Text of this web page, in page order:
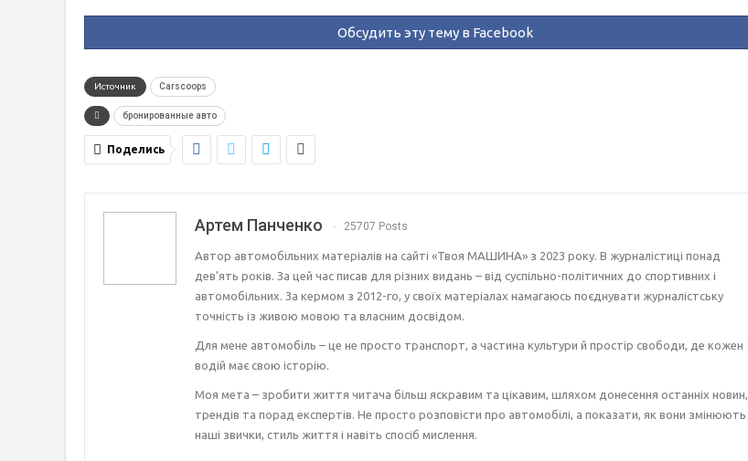
Обсудить эту тему в Facebook
Источник Carscoops
бронированные авто
Поделись
Артем Панченко 25707 Posts
Автор автомобільних матеріалів на сайті «Твоя МАШИНА» з 2023 року. В журналістиці понад
дев’ять років. За цей час писав для різних видань – від суспільно-політичних до спортивних і
автомобільних. За кермом з 2012-го, у своїх матеріалах намагаюсь поєднувати журналістську
точність із живою мовою та власним досвідом.
Для мене автомобіль – це не просто транспорт, а частина культури й простір свободи, де кожен
водій має свою історію.
Моя мета – зробити життя читача більш яскравим та цікавим, шляхом донесення останніх новин,
трендів та порад експертів. Не просто розповісти про автомобілі, а показати, як вони змінюють
наші звички, стиль життя і навіть спосіб мислення.